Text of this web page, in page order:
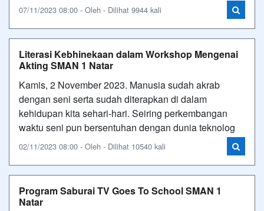
07/11/2023 08:00 - Oleh - Dilihat 9944 kali
Literasi Kebhinekaan dalam Workshop Mengenai
Akting SMAN 1 Natar
Kamis, 2 November 2023. Manusia sudah akrab
dengan seni serta sudah diterapkan di dalam
kehidupan kita sehari-hari. Seiring perkembangan
waktu seni pun bersentuhan dengan dunia teknolog
02/11/2023 08:00 - Oleh - Dilihat 10540 kali
Program Saburai TV Goes To School SMAN 1
Natar